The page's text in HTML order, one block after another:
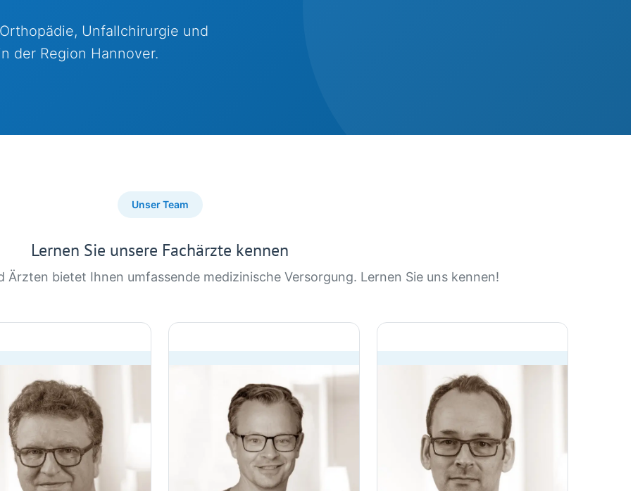
Unfallchirurgie und
der Region Hannover.
Unser Team
Lernen Sie unsere Fachärzte kennen
Ärzten bietet Ihnen umfassende medizinische Versorgung. Lernen Sie uns kennen!